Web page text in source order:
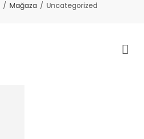
Mağaza Uncategorized